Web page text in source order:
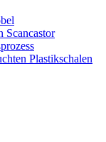
Scancastor
Plastikschalen